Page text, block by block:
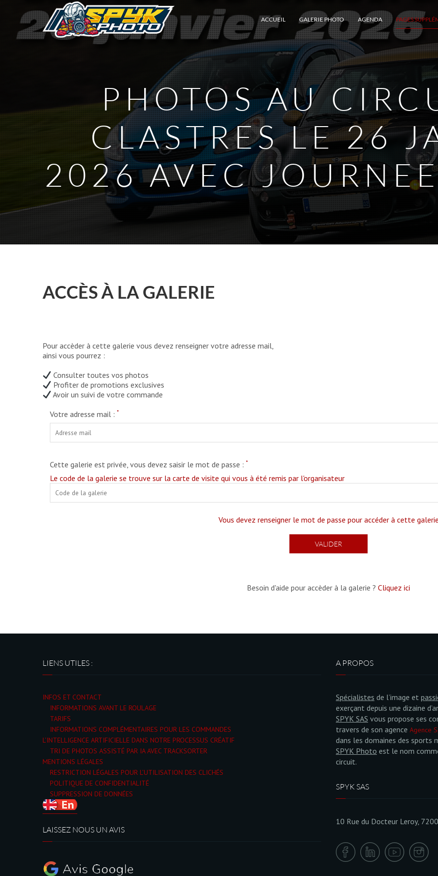
ACCUEIL GALERIE PHOTO AGENDA PAGES
PHOTOS AU
CLASTRES LE 26
2026 AVEC
ACCÈS À LA GALERIE
Pour accèder à cette galerie vous devez renseigner votre adresse mail,
ainsi vous pourrez :
Consulter toutes vos photos
Profiter de promotions exclusives
Avoir un suivi de votre commande
Votre adresse mail : *
Cette galerie est privée, vous devez saisir le mot de passe : *
Le code de la galerie se trouve sur la carte de visite qui vous à été remis par l'organisateur
Vous devez renseigner le mot de passe pour accéder à cette
Besoin d'aide pour accèder à la galerie ? Cliquez ici
LIENS UTILES :
INFOS ET CONTACT
INFORMATIONS AVANT LE ROULAGE
TARIFS
INFORMATIONS COMPLÉMENTAIRES POUR LES COMMANDES
L’INTELLIGENCE ARTIFICIELLE DANS NOTRE PROCESSUS CRÉATIF
TRI DE PHOTOS ASSISTÉ PAR IA AVEC TRACKSORTER
MENTIONS LÉGALES
RESTRICTION LÉGALES POUR L’UTILISATION DES CLICHÉS
POLITIQUE DE CONFIDENTIALITÉ
SUPPRESSION DE DONNÉES
LAISSEZ NOUS UN AVIS
A PROPOS
Spécialistes de l’image et
exerçant depuis une dizaine
SPYK SAS vous propose ses
travers de son agence Agence
dans les domaines des sports
SPYK Photo est le nom
circuit.
SPYK SAS
10 Rue du Docteur Leroy,